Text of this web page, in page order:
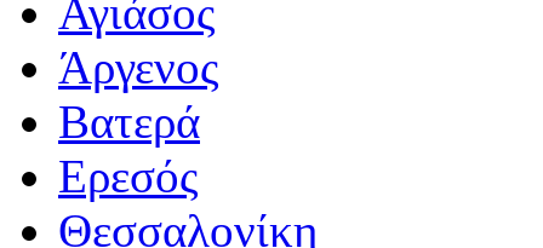
Αγιάσος
Άργενος
Βατερά
Ερεσός
Θεσσαλονίκη